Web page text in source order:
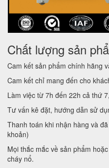
Chất lượng sản
Cam kết sản phẩm chính hãng
Cam kết chỉ mang đến cho
Làm việc từ 7h đến 22h cả thứ
Tư vấn kê đặt, hướng dẫn sử
Thanh toán khi nhận hàng và
khoản)
Mọi thắc mắc về sản phẩm
cháy nổ.